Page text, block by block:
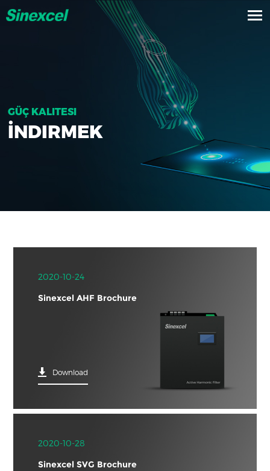
GÜÇ KALITESI
İNDIRMEK
2020-10-24
Sinexcel AHF Brochure
Download
2020-10-28
Sinexcel SVG Brochure